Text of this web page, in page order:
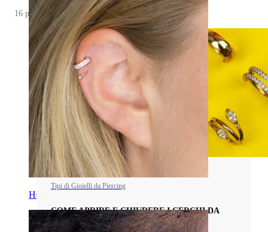
Helix
16 post
Tipi di Gioielli da Piercing
COME APRIRE E CHIUDERE I CERCHI DA
PIERCING IN MODO SICURO